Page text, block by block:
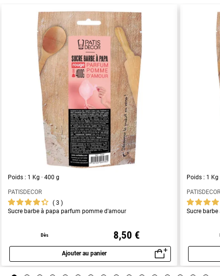
Poids : 1 Kg · 400 g
PATISDECOR
3
Sucre barbe à papa parfum pomme d'amour
Dès 8,50 €
Ajouter au panier
Aperçu rapide
Poids : 1 Kg
Sucre